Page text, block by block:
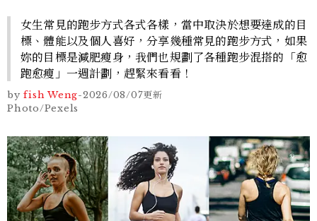
女生常見的跑步方式各式各樣，當中取決於想要達成的目
標、體能以及個人喜好，分享幾種常見的跑步方式，如果
妳的目標是減肥瘦身，我們也規劃了各種跑步混搭的「愈
跑愈瘦」一週計劃，趕緊來看看！
by fish Weng-2026/08/07更新
Photo/Pexels